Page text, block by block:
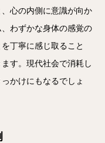
心の内側に意識が向か
わずかな身体の感覚の
丁寧に感じ取ること
す。現代社会で消耗し
かけにもなるでしょ